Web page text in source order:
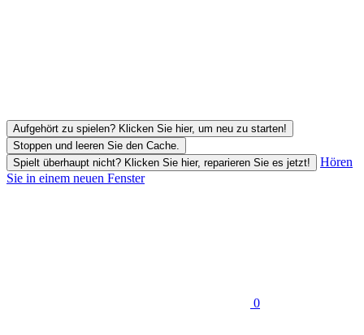
Aufgehört zu spielen? Klicken Sie hier, um neu zu starten!
Stoppen und leeren Sie den Cache.
Spielt überhaupt nicht? Klicken Sie hier, reparieren Sie es jetzt!
Hören
Sie in einem neuen Fenster
0